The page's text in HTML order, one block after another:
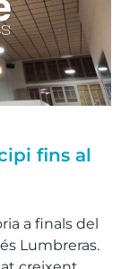
fins al
a finals del
Lumbreras.